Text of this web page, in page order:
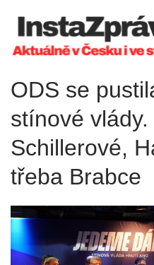
ODS se
stínové
Schillerové,
třeba Brabce